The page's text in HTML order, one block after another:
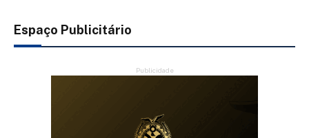
Espaço Publicitário
Publicidade